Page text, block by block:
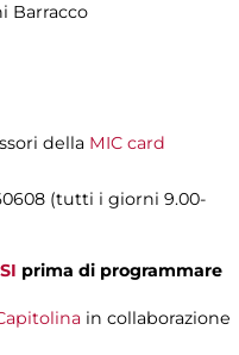
Barracco
della MIC card
(tutti i giorni 9.00-
prima di programmare
in collaborazione